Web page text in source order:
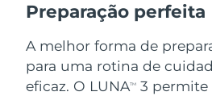
Preparação perfeita
A melhor forma de
para uma rotina de
eficaz. O LUNATM
3 permite